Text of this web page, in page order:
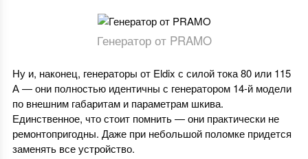
Генератор от PRAMO
Ну и, наконец, генераторы от Eldix с силой тока 80 или 115
А — они полностью идентичны с генератором 14-й модели
по внешним габаритам и параметрам шкива.
Единственное, что стоит помнить — они практически не
ремонтопригодны. Даже при небольшой поломке придется
заменять все устройство.